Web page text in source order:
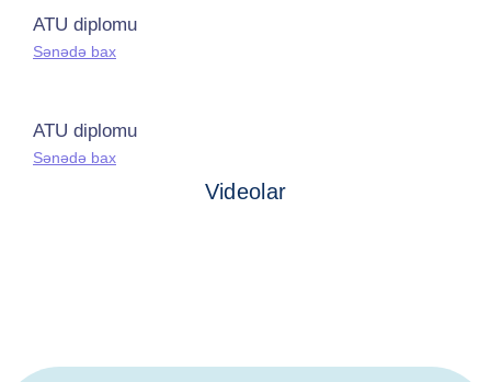
ATU diplomu
Sənədə bax
ATU diplomu
Sənədə bax
Videolar